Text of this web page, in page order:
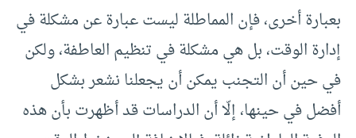
بعبارة أخرى، فإن المماطلة ليست عبارة عن مشكلة في
إدارة الوقت، بل هي مشكلة في تنظيم العاطفة، ولكن
في حين أن التجنب يمكن أن يجعلنا نشعر بشكل
أفضل في حينها، إلّا أن الدراسات قد أظهرت بأن هذه